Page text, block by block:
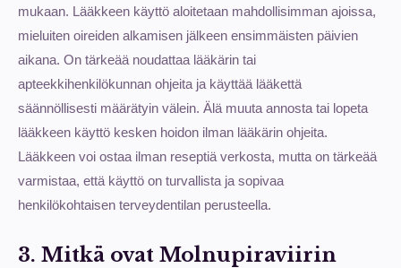
mukaan. Lääkkeen käyttö aloitetaan mahdollisimman ajoissa,
mieluiten oireiden alkamisen jälkeen ensimmäisten päivien
aikana. On tärkeää noudattaa lääkärin tai
apteekkihenkilökunnan ohjeita ja käyttää lääkettä
säännöllisesti määrätyin välein. Älä muuta annosta tai lopeta
lääkkeen käyttö kesken hoidon ilman lääkärin ohjeita.
Lääkkeen voi ostaa ilman reseptiä verkosta, mutta on tärkeää
varmistaa, että käyttö on turvallista ja sopivaa
henkilökohtaisen terveydentilan perusteella.
3. Mitkä ovat Molnupiraviirin